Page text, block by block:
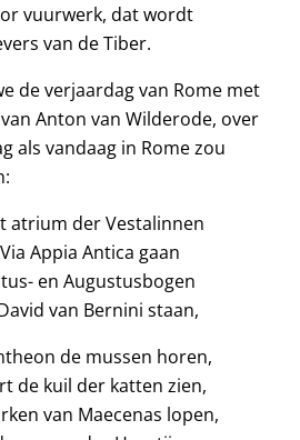
vuurwerk, dat wordt
van de Tiber.
de verjaardag van Rome met
Anton van Wilderode, over
als vandaag in Rome zou
atrium der Vestalinnen
Appia Antica gaan
en Augustusbogen
van Bernini staan,
de mussen horen,
de kuil der katten zien,
van Maecenas lopen,